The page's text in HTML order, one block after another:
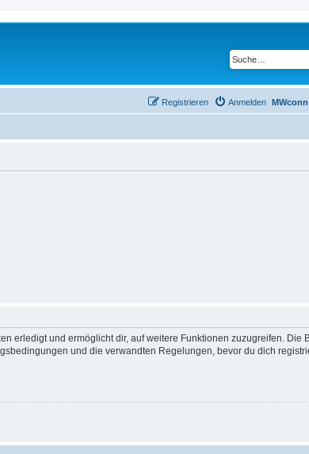
Anmelden
Registrieren
erledigt und ermöglicht dir, auf weitere Funktionen zuzugreifen. Die
und die verwandten Regelungen, bevor du dich